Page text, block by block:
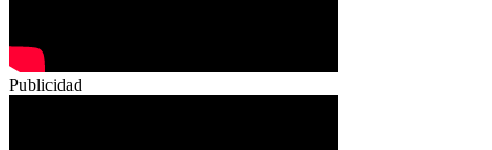
Publicidad